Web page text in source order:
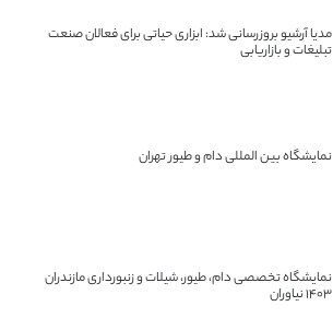
مدیا آرشیو بروزرسانی شد: ابزاری حیاتی برای فعالان صنعت
تبلیغات و بازاریابی
نمایشگاه بین المللی دام و طیور تهران
نمایشگاه تخصصی دام، طیور، شیلات و زنبورداری مازندران
1403 نیاوران